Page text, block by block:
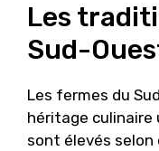
Les
Sud-
Les fermes du
héritage culinaire
sont élevés